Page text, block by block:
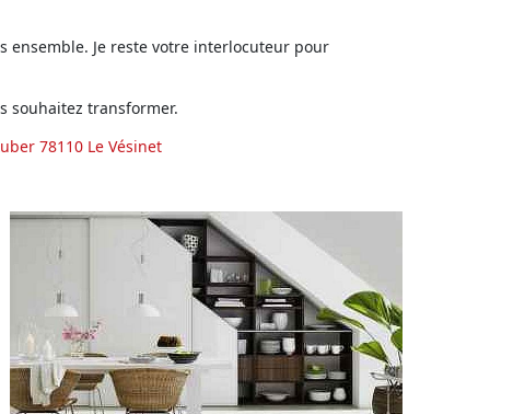
ensemble. Je reste votre interlocuteur pour
souhaitez transformer.
78110 Le Vésinet